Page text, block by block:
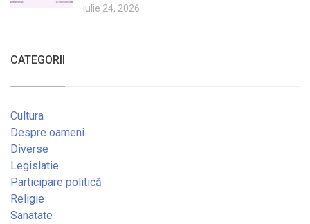
iulie 24, 2026
CATEGORII
Cultura
Despre oameni
Diverse
Legislatie
Participare politică
Religie
Sanatate